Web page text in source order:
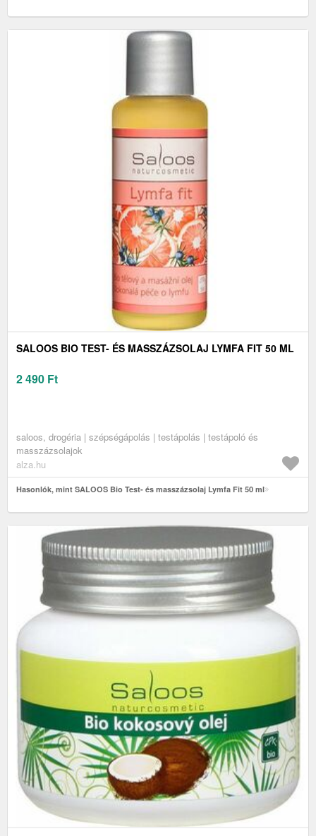
SALOOS BIO TEST- ÉS MASSZÁZSOLAJ LYMFA FIT 50 ML
2 490 Ft
saloos, drogéria | szépségápolás | testápolás | testápoló és
masszázsolajok
alza.hu
Hasonlók, mint SALOOS Bio Test- és masszázsolaj Lymfa Fit 50 ml